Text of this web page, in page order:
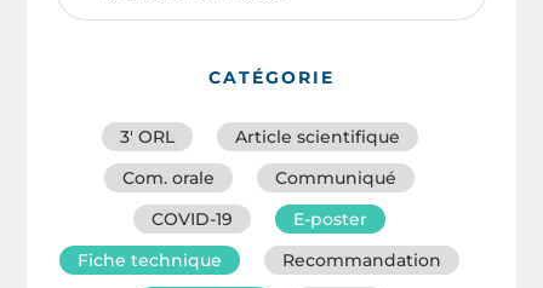
CATÉGORIE
3′ ORL
Article scientifique
Com. orale
Communiqué
COVID-19
E-poster
Fiche technique
Recommandation